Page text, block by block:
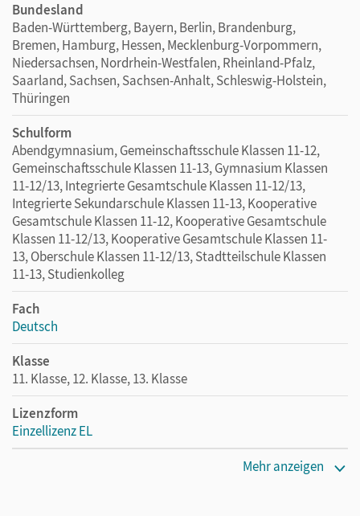
Bundesland
Baden-Württemberg, Bayern, Berlin, Brandenburg,
Bremen, Hamburg, Hessen, Mecklenburg-Vorpommern,
Niedersachsen, Nordrhein-Westfalen, Rheinland-Pfalz,
Saarland, Sachsen, Sachsen-Anhalt, Schleswig-Holstein,
Thüringen
Schulform
Abendgymnasium, Gemeinschaftsschule Klassen 11-12,
Gemeinschaftsschule Klassen 11-13, Gymnasium Klassen
11-12/13, Integrierte Gesamtschule Klassen 11-12/13,
Integrierte Sekundarschule Klassen 11-13, Kooperative
Gesamtschule Klassen 11-12, Kooperative Gesamtschule
Klassen 11-12/13, Kooperative Gesamtschule Klassen 11-
13, Oberschule Klassen 11-12/13, Stadtteilschule Klassen
11-13, Studienkolleg
Fach
Deutsch
Klasse
11. Klasse, 12. Klasse, 13. Klasse
Lizenzform
Einzellizenz EL
Mehr anzeigen